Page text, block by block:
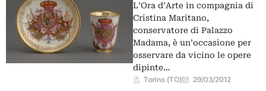
L’Ora d’Arte in compagnia di
Cristina Maritano,
conservatore di Palazzo
Madama, è un’occasione per
osservare da vicino le opere
dipinte…
Torino (TO) 29/03/2012